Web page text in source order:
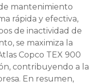
mantenimiento
rápida y efectiva,
de inactividad de
se maximiza la
Copco TEX 900
contribuyendo a la
En resumen,